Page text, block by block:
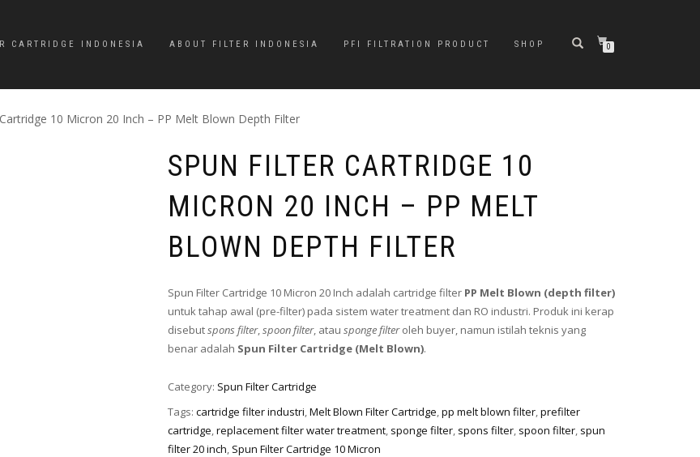
CARTRIDGE INDONESIA ABOUT FILTER INDONESIA PFI FILTRATION PRODUCT SHOP 0
10 Micron 20 Inch – PP Melt Blown Depth Filter
SPUN FILTER CARTRIDGE 10
MICRON 20 INCH – PP MELT
BLOWN DEPTH FILTER
Spun Filter Cartridge 10 Micron 20 Inch adalah cartridge filter PP Melt Blown (depth filter)
untuk tahap awal (pre-filter) pada sistem water treatment dan RO industri. Produk ini kerap
disebutspons filter,spoon filter, atau sponge filteroleh buyer, namun istilah teknis yang
benar adalah Spun Filter Cartridge (Melt Blown).
Category: Spun Filter Cartridge
Tags: cartridge filter industri,Melt Blown Filter Cartridge,pp melt blown filter,prefilter
cartridge,replacement filter water treatment, sponge filter, spons filter, spoon filter, spun
filter 20 inch, Spun Filter Cartridge 10 Micron